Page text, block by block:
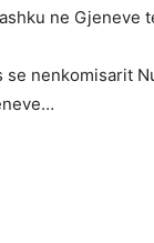
ne Gjeneve
nenkomisarit